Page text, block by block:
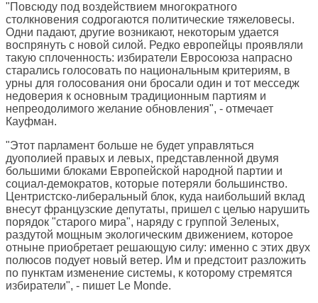
"Повсюду под воздействием многократного
столкновения содрогаются политические тяжеловесы.
Одни падают, другие возникают, некоторым удается
воспрянуть с новой силой. Редко европейцы проявляли
такую сплоченность: избиратели Евросоюза напрасно
старались голосовать по национальным критериям, в
урны для голосования они бросали один и тот месседж
недоверия к основным традиционным партиям и
непреодолимого желание обновления", - отмечает
Кауфман.
"Этот парламент больше не будет управляться
дуополией правых и левых, представленной двумя
большими блоками Европейской народной партии и
социал-демократов, которые потеряли большинство.
Центристско-либеральный блок, куда наибольший вклад
внесут французские депутаты, пришел с целью нарушить
порядок "старого мира", наряду с группой Зеленых,
раздутой мощным экологическим движением, которое
отныне приобретает решающую силу: именно с этих двух
полюсов подует новый ветер. Им и предстоит разложить
по пунктам изменение системы, к которому стремятся
избиратели", - пишет Le Monde.